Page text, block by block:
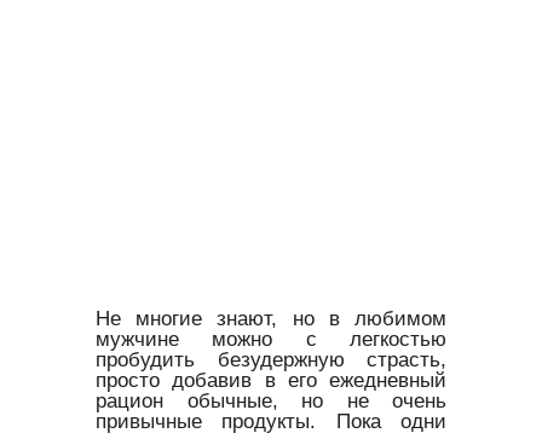
Не многие знают, но в любимом
мужчине можно с легкостью
пробудить безудержную страсть,
просто добавив в его ежедневный
рацион обычные, но не очень
привычные продукты. Пока одни